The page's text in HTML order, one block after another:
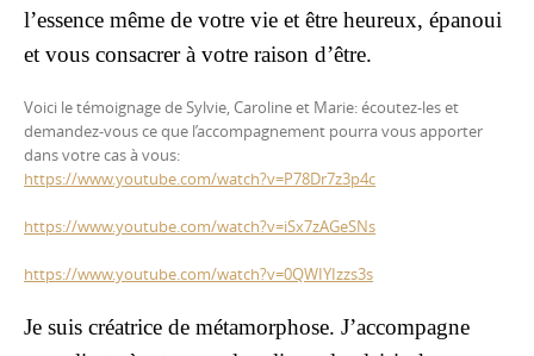
l’essence même de votre vie et être heureux, épanoui
et vous consacrer à votre raison d’être.
Voici le témoignage de Sylvie, Caroline et Marie: écoutez-les et
demandez-vous ce que l’accompagnement pourra vous apporter
dans votre cas à vous:
https://www.youtube.com/watch?v=P78Dr7z3p4c
https://www.youtube.com/watch?v=iSx7zAGeSNs
https://www.youtube.com/watch?v=0QWIYIzzs3s
Je suis créatrice de métamorphose. J’accompagne